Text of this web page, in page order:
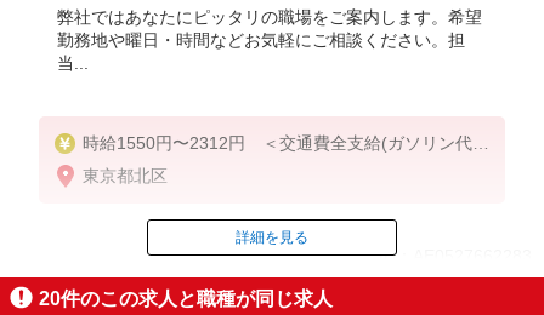
弊社ではあなたにピッタリの職場をご案内します。希望
勤務地や曜日・時間などお気軽にご相談ください。担
当...
時給1550円〜2312円 ＜交通費全支給(ガソリン代含
む)＞
東京都北区
ID：AE0527662283
詳細を見る
20件のこの求人と職種が同じ求人